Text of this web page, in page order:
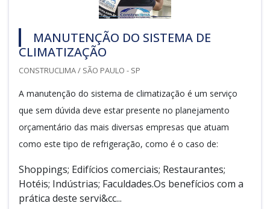
MANUTENÇÃO DO SISTEMA DE
CLIMATIZAÇÃO
CONSTRUCLIMA / SÃO PAULO - SP
A manutenção do sistema de climatização é um serviço
que sem dúvida deve estar presente no planejamento
orçamentário das mais diversas empresas que atuam
como este tipo de refrigeração, como é o caso de:
Shoppings; Edifícios comerciais; Restaurantes;
Hotéis; Indústrias; Faculdades.Os benefícios com a
prática deste servi&cc...